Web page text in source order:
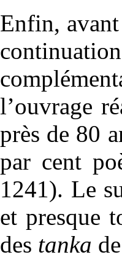
Enfin,
l’ouvrage
près de 80
par cent
1241). Le
et presque
des tanka